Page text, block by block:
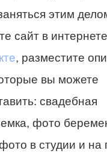
этим
сайт в
, разместите
вы можете
свадебная
фото
в студии и на